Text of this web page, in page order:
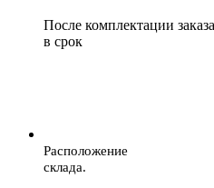
После комплектации
в срок
Расположение
склада.